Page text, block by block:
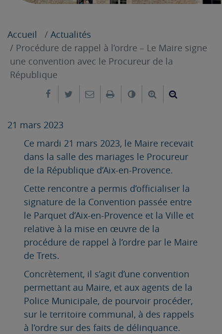
Accueil
Actualités
Procédure de rappel à l’ordre – Le Maire signe
une convention avec le Procureur de la
République
Partager sur Facebook
Partager sur Twitter
Envoyer par e-mail
ImprimerChanger leAgrandir le
21 mars 2023
Ce mardi 21 mars 2023, le Maire recevait
dans la salle des mariages le Procureur
de la République d’Aix-en-Provence.
Cette rencontre a permis d’officialiser la
signature de la Convention passée entre
le Parquet d’Aix-en-Provence et la Ville et
relative à la mise en œuvre de la
procédure de rappel à l’ordre par le Maire
de Trets.
Concrètement, il s’agit d’une convention
permettant au Maire, et aux agents de la
Police Municipale, de pourvoir procéder,
sur le territoire communal, à des rappels
à l’ordre sur des faits de délinquance.